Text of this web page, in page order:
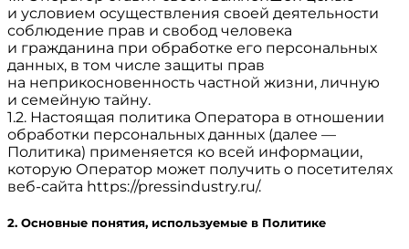
и условием осуществления своей деятельности
соблюдение прав и свобод человека
и гражданина при обработке его персональных
данных, в том числе защиты прав
на неприкосновенность частной жизни, личную
и семейную тайну.
1.2. Настоящая политика Оператора в отношении
обработки персональных данных (далее —
Политика) применяется ко всей информации,
которую Оператор может получить о посетителях
веб-сайта https://pressindustry.ru/.
2. Основные понятия, используемые в Политике